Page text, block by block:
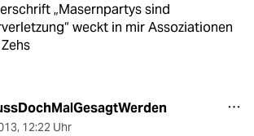
„Masernpartys sind
weckt in mir Assoziationen
, 12:22 Uhr